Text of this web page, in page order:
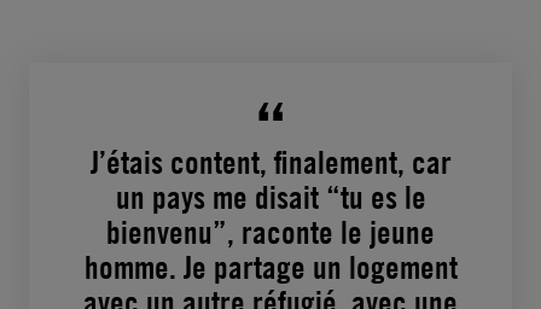
J’étais content, finalement, car
un pays me disait “tu es le
bienvenu”, raconte le jeune
homme. Je partage un logement